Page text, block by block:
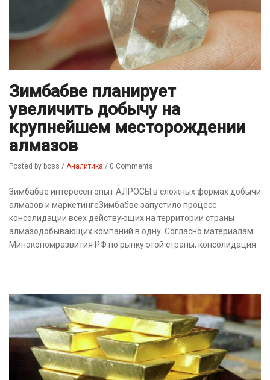
Зимбабве планирует
увеличить добычу на
крупнейшем месторождении
алмазов
Posted by boss / Аналитика / 0 Comments
Зимбабве интересен опыт АЛРОСЫ в сложных формах добычи
алмазов и маркетингеЗимбабве запустило процесс
консолидации всех действующих на территории страны
алмазодобывающих компаний в одну. Согласно материалам
Минэкономразвития РФ по рынку этой страны, консолидация